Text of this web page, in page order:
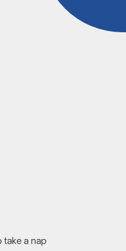
take a nap